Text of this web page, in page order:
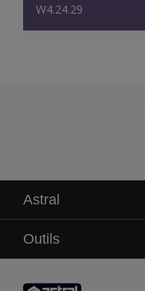
W4.24.29
Astral
La marque
Service technique
Contact
Outils